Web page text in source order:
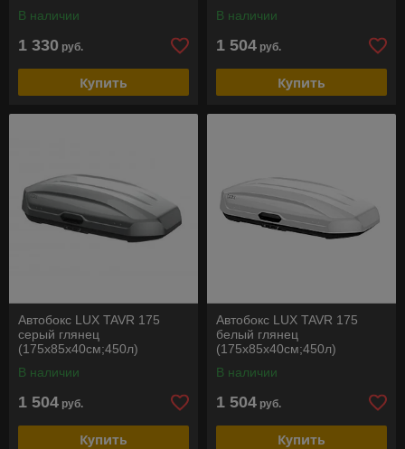
В наличии
1 330 руб.
Купить
В наличии
1 504 руб.
Купить
Автобокс LUX TAVR 175
серый глянец
(175х85х40см;450л)
В наличии
1 504 руб.
Купить
Автобокс LUX TAVR 175
белый глянец
(175х85х40см;450л)
В наличии
1 504 руб.
Купить